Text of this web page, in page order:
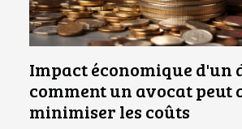
Impact économique d'un
comment un avocat peut
minimiser les coûts